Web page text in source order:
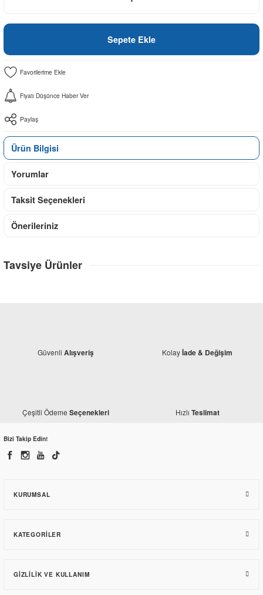
Sepete Ekle
Fiyatı Düşünce Haber Ver
Paylaş
Ürün Bilgisi
Yorumlar
Taksit Seçenekleri
Önerileriniz
Tavsiye Ürünler
Honda CB 125 F Silindir Takımı
1.496,70 TL
Güvenli Alışveriş Kolayİade & Değişim
Çeşitli Ödeme Seçenekleri Hızlı Teslimat
Bizi Takip Edin!
KURUMSAL
KATEGORILER
GIZLILIK VE KULLANIM